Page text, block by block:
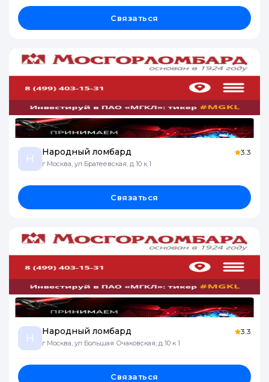
Связаться
Н
Народный ломбард
г Москва, ул Братеевская, д 10 к 1
3.3
Связаться
Н
Народный ломбард
г Москва, ул Большая Очаковская, д 10 к 1
3.3
Связаться